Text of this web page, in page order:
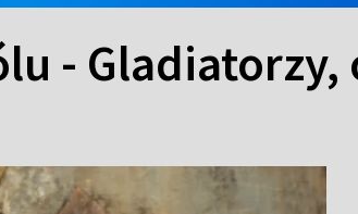
- Gladiatorzy,